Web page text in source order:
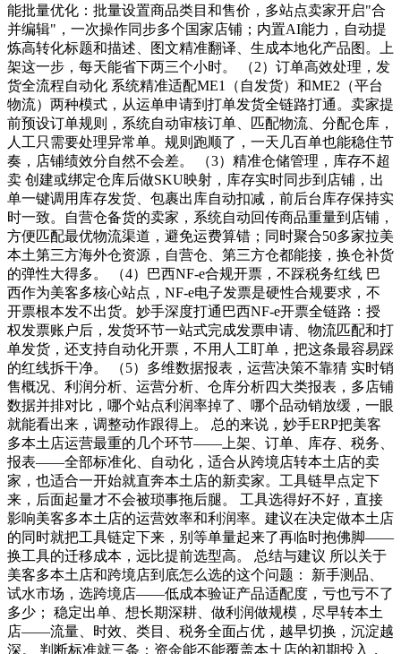
能批量优化：批量设置商品类目和售价，多站点卖家开启"合
并编辑"，一次操作同步多个国家店铺；内置AI能力，自动提
炼高转化标题和描述、图文精准翻译、生成本地化产品图。上
架这一步，每天能省下两三个小时。 （2）订单高效处理，发
货全流程自动化 系统精准适配ME1（自发货）和ME2（平台
物流）两种模式，从运单申请到打单发货全链路打通。卖家提
前预设订单规则，系统自动审核订单、匹配物流、分配仓库，
人工只需要处理异常单。规则跑顺了，一天几百单也能稳住节
奏，店铺绩效分自然不会差。 （3）精准仓储管理，库存不超
卖 创建或绑定仓库后做SKU映射，库存实时同步到店铺，出
单一键调用库存发货、包裹出库自动扣减，前后台库存保持实
时一致。自营仓备货的卖家，系统自动回传商品重量到店铺，
方便匹配最优物流渠道，避免运费算错；同时聚合50多家拉美
本土第三方海外仓资源，自营仓、第三方仓都能接，换仓补货
的弹性大得多。 （4）巴西NF-e合规开票，不踩税务红线 巴
西作为美客多核心站点，NF-e电子发票是硬性合规要求，不
开票根本发不出货。妙手深度打通巴西NF-e开票全链路：授
权发票账户后，发货环节一站式完成发票申请、物流匹配和打
单发货，还支持自动化开票，不用人工盯单，把这条最容易踩
的红线拆干净。 （5）多维数据报表，运营决策不靠猜 实时销
售概况、利润分析、运营分析、仓库分析四大类报表，多店铺
数据并排对比，哪个站点利润率掉了、哪个品动销放缓，一眼
就能看出来，调整动作跟得上。 总的来说，妙手ERP把美客
多本土店运营最重的几个环节——上架、订单、库存、税务、
报表——全部标准化、自动化，适合从跨境店转本土店的卖
家，也适合一开始就直奔本土店的新卖家。工具链早点定下
来，后面起量才不会被琐事拖后腿。 工具选得好不好，直接
影响美客多本土店的运营效率和利润率。建议在决定做本土店
的同时就把工具链定下来，别等单量起来了再临时抱佛脚——
换工具的迁移成本，远比提前选型高。 总结与建议 所以关于
美客多本土店和跨境店到底怎么选的这个问题： 新手测品、
试水市场，选跨境店——低成本验证产品适配度，亏也亏不了
多少； 稳定出单、想长期深耕、做利润做规模，尽早转本土
店——流量、时效、类目、税务全面占优，越早切换，沉淀越
深。 判断标准就三条：资金能不能覆盖本土店的初期投入，